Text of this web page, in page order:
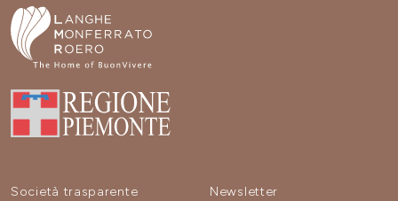
Società trasparente
Newsletter